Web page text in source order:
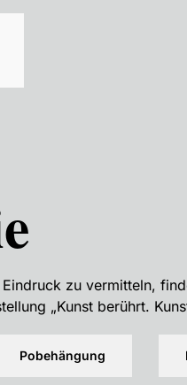
Eindruck zu vermitteln,
„Kunst berührt.
Pobehängung